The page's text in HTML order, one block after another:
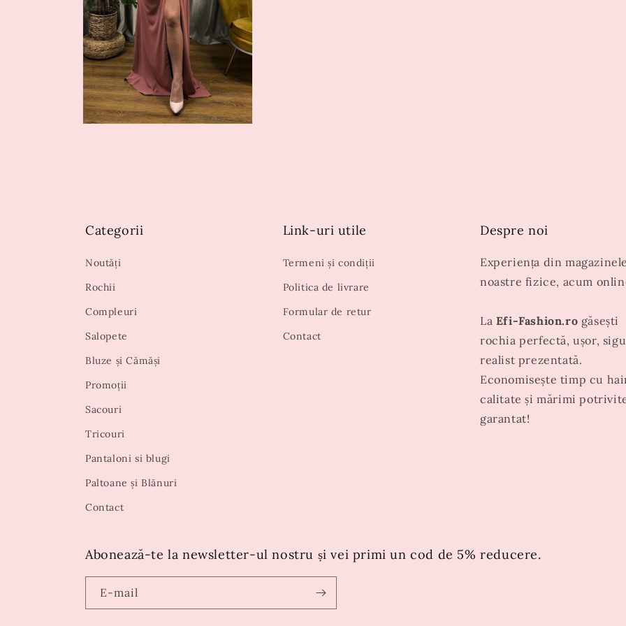
Categorii
Noutăți
Rochii
Compleuri
Salopete
Bluze și Cămăși
Promoții
Sacouri
Tricouri
Pantaloni si blugi
Paltoane și Blănuri
Contact
Link-uri utile
Termeni și condiții
Politica de livrare
Formular de retur
Contact
Despre noi
Experiența din
noastre fizice, acum
La Efi-Fashion.ro găsești
rochia perfectă, ușor,
realist prezentată.
Economisește timp cu
calitate și mărimi
garantat!
Abonează-te la newsletter-ul nostru și vei primi un cod de 5% reducere.
E-mail